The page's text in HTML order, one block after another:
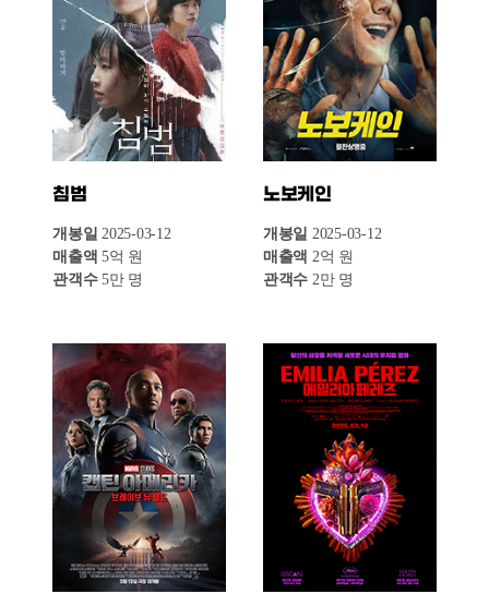
개봉일2025-02-12
매출액
2억 원
관객수
2만 명
관객수
2만 명
푸들이 될 거야!
개봉일
2025-03-12
매출액1억 원
관객수1만 명
개봉일
2025-02-26
관객수
1만 명
2025년 3월 3주차 독립•예술영화 박스오피스
1위는 <콘클라베>가 차지했다. 3월 5일 개봉한
이 영화는 한 주간 7억 원의 매출과 7만 명의